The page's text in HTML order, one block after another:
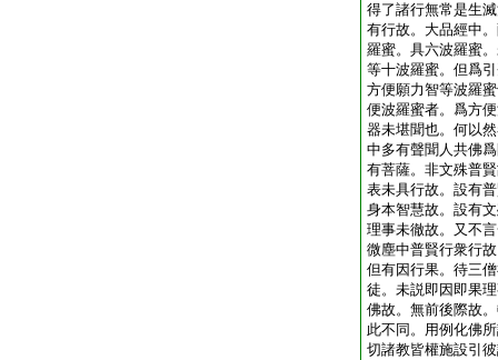
得了諸行無常是生
有行故。大品經中
羅蜜。具六波羅蜜
等十波羅蜜。但爲
方便願力智等波羅
便波羅蜜者。爲方
器未堪聞也。何以
中多有聲聞人共佛
有菩薩。非文殊普
表未具行故。設有
身本智慧故。設有
理事未徹故。又不
微塵中普賢行衆行
但有因行果。待三
徒。未説即因即果
佛故。無前後際故
此不同。用例化佛
切諸教皆權施設引